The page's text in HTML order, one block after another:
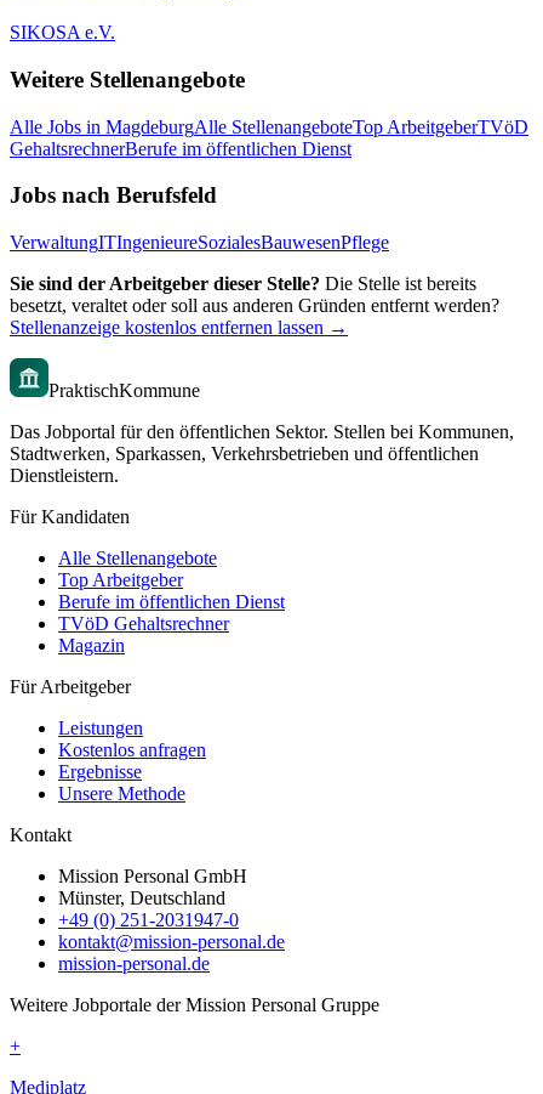
SIKOSA e.V.
Weitere Stellenangebote
Alle Jobs in MagdeburgAlle StellenangeboteTop ArbeitgeberTVöD
GehaltsrechnerBerufe im öffentlichen Dienst
Jobs nach Berufsfeld
VerwaltungITIngenieureSozialesBauwesenPflege
Sie sind der Arbeitgeber dieser Stelle? Die Stelle ist bereits
besetzt, veraltet oder soll aus anderen Gründen entfernt werden?
Stellenanzeige kostenlos entfernen lassen →
PraktischKommune
Das Jobportal für den öffentlichen Sektor. Stellen bei Kommunen,
Stadtwerken, Sparkassen, Verkehrsbetrieben und öffentlichen
Dienstleistern.
Für Kandidaten
Alle Stellenangebote
Top Arbeitgeber
Berufe im öffentlichen Dienst
TVöD Gehaltsrechner
Magazin
Für Arbeitgeber
Leistungen
Kostenlos anfragen
Ergebnisse
Unsere Methode
Kontakt
Mission Personal GmbH
Münster, Deutschland
+49 (0) 251-2031947-0
kontakt@mission-personal.de
mission-personal.de
Weitere Jobportale der Mission Personal Gruppe
+
Mediplatz